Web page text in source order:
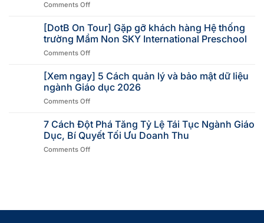
Comments Off
[DotB On Tour] Gặp gỡ khách hàng Hệ thống
trường Mầm Non SKY International Preschool
Comments Off
[Xem ngay] 5 Cách quản lý và bảo mật dữ liệu
ngành Giáo dục 2026
Comments Off
7 Cách Đột Phá Tăng Tỷ Lệ Tái Tục Ngành Giáo
Dục, Bí Quyết Tối Ưu Doanh Thu
Comments Off